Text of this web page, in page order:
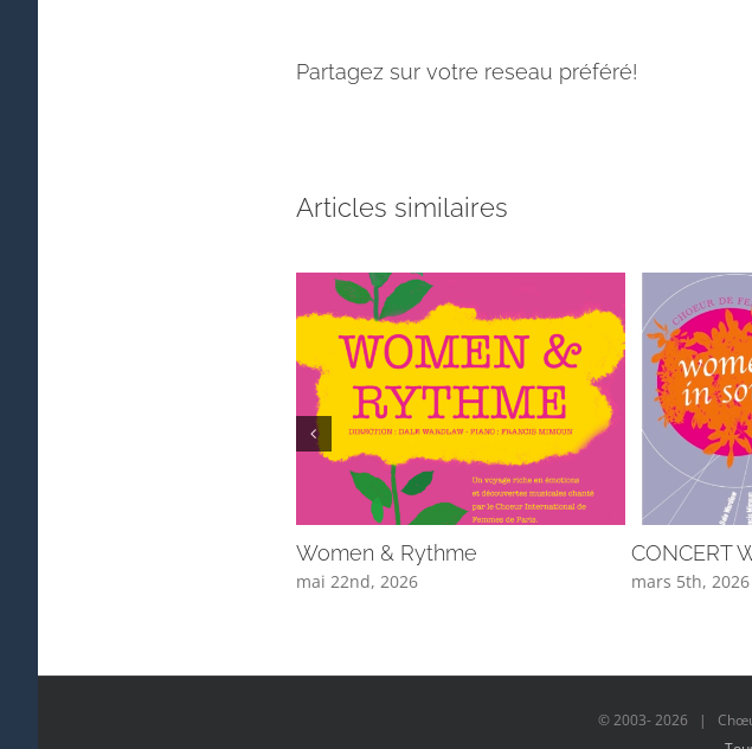
Partagez sur votre reseau préféré!
Articles similaires
Women & Rythme
mai 22nd, 2026
CONCERT
mars 5th, 2026
© 2003-2026 | Chœur